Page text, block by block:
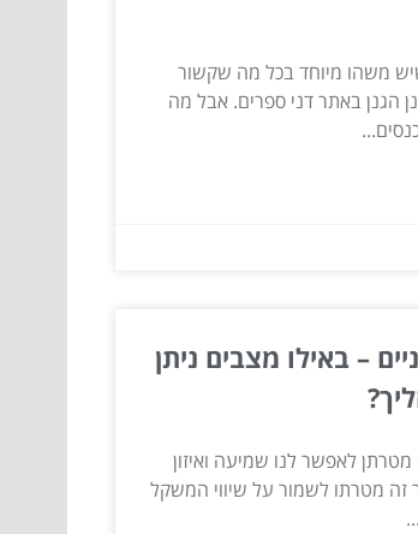
שיש משהו מיוחד בכל מה שקשור
הגנן באתר דני ספרים. אבל מה
– באילו מצבים ניתן
מטרתן לאפשר לנו שמיעה ואיזון
זה מטרתו לשמור על שיווי המשקל